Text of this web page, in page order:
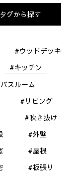
タグから探す
#ウッドデッキ
#キッチン
スルーム
#リビング
#吹き抜け
#外壁
#屋根
#板張り